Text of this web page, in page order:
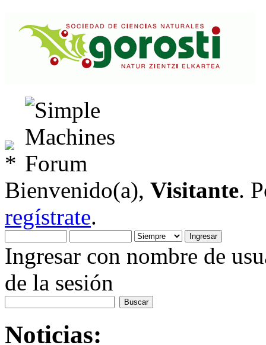
Bienvenido(a), Visitante.
regístrate.
Ingresar con nombre de
de la sesión
Noticias: